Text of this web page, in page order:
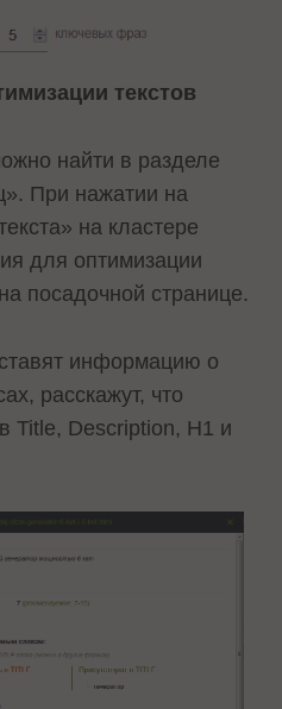
текстов
найти в разделе
При нажатии на
на кластере
для оптимизации
посадочной странице.
информацию о
расскажут, что
Title, Description, H1 и